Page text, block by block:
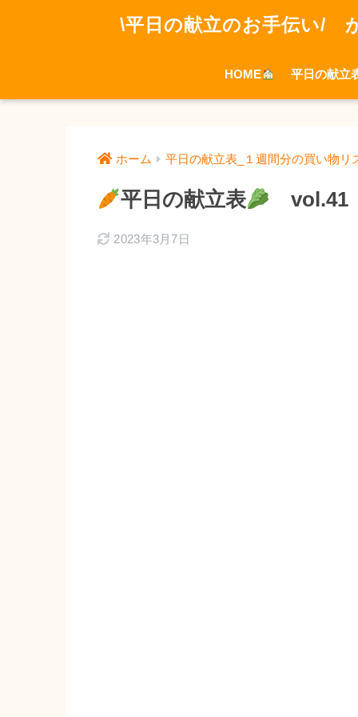
\平日の献立のお手伝い/
HOME 平日の献立
ホーム 平日の献立表_１週間分の買い物リ
平日の献立表 vol.41
2023年3月7日